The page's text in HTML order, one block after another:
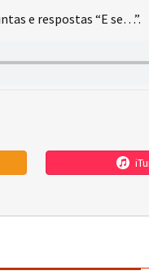
e respostas “E se…”.